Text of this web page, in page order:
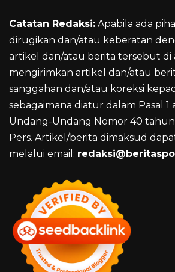
Catatan Redaksi: Apabila ada
dirugikan dan/atau keberatan
artikel dan/atau berita tersebut di
mengirimkan artikel dan/atau
sanggahan dan/atau koreksi
sebagaimana diatur dalam Pasal 1
Undang-Undang Nomor 40
Pers. Artikel/berita dimaksud
melalui email: